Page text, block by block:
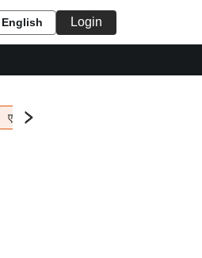
English Login
एचबीएसई 12वीं का रिजल्ट लाइव